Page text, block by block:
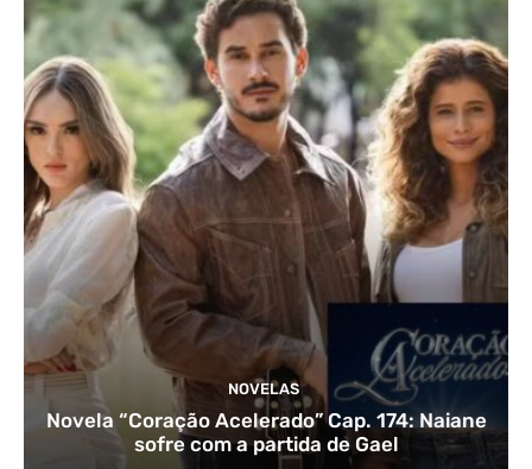
NOVELAS
Novela “Coração Acelerado” Cap. 174: Naiane
sofre com a partida de Gael